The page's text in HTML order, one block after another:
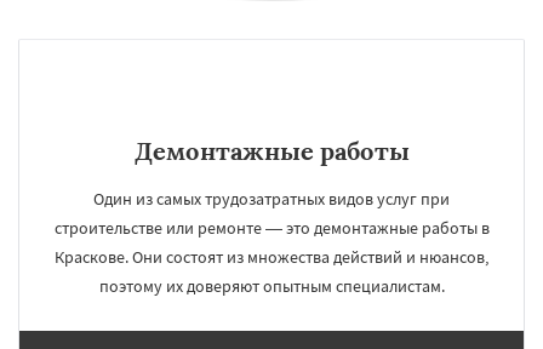
Некрасовское Обухово Октябрьский
Свердловск Северный Софрино
Томилино Тучково Уваровка Удельная
Фосфоритный Фряново
Хорлово
Черкизово
Демонтажные работы
Один из самых трудозатратных видов услуг при
строительстве или ремонте — это демонтажные работы в
Краскове. Они состоят из множества действий и нюансов,
поэтому их доверяют опытным специалистам.
Даю согласие на обработку персональных данных